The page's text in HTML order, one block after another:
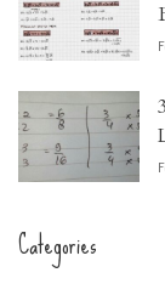
Categories